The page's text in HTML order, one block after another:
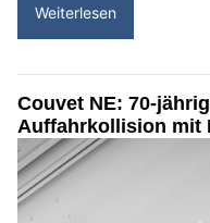
Weiterlesen
Couvet NE: 70-
Auffahrkollision mit